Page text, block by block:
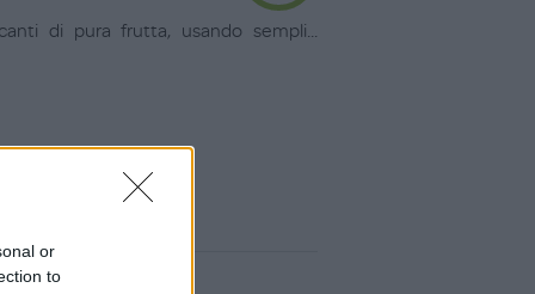
or
to
di pura frutta, usando sempli...